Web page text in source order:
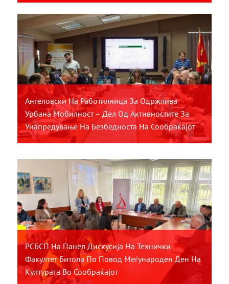
Ангеловски На Работилница За Одржлива
Урбана Мобилност – Дел Од Активностите За
Унапредување На Безбедноста На Сообраќајот
РСБСП На Панел Дискусија На Технички
Факултет Битола По Повод Меѓународен Ден На
Културата Во Сообраќајот